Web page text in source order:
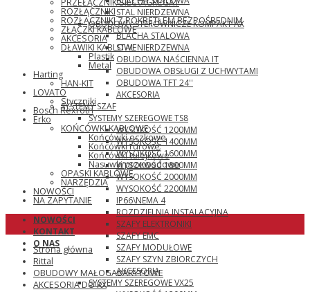
STAL NIERDZEWNA
OBUDOWY STEROWNICZE KOMPAKT AX
BLACHA STALOWA
STAL NIERDZEWNA
OBUDOWA NAŚCIENNA IT
OBUDOWA OBSŁUGI Z UCHWYTAMI
OBUDOWA TFT 24''
AKCESORIA
SYSTEMY SZAF
SYSTEMY SZEREGOWE TS8
WYSOKOŚĆ 1200MM
WYSOKOŚĆ 1400MM
WYSOKOŚĆ 1600MM
WYSOKOŚĆ 1800MM
WYSOKOŚĆ 2000MM
WYSOKOŚĆ 2200MM
IP66\NEMA 4
ROZDZIELNIA INSTALACYJNA
SZAFY ELEKTRONIKI
SZAFY EMC
SZAFY MODUŁOWE
SZAFY SZYN ZBIORCZYCH
AKCESORIA
SYSTEMY SZEREGOWE VX25
PRZEŁĄCZNIK SIEĆ\AGREGAT
ROZŁĄCZNIKI
ROZŁĄCZNIKI Z POKRĘTŁEM BEZPOŚREDNIM
ZŁĄCZKI KABLOWE
AKCESORIA
DŁAWIKI KABLOWE
Plastik
Metal
Harting
HAN-KIT
LOVATO
Styczniki
Bosch Rexroth
Erko
KOŃCÓWKI KABLOWE
Końcówki oczkowe
Końcówki rurowe
Końcówki tulejkowe
Nasuwki przewodowe
OPASKI KABLOWE
NARZĘDZIA
NOWOŚCI
NA ZAPYTANIE
NOWOŚCI
KONTAKT
O NAS
Strona główna
Rittal
OBUDOWY MAŁOGABARYTOWE
AKCESORIA DO KX